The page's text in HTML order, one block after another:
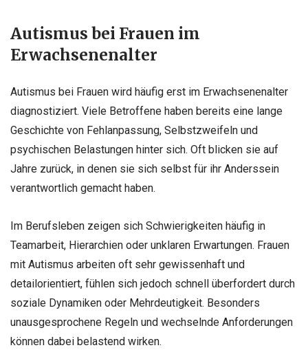
Autismus bei Frauen im
Erwachsenenalter
Autismus bei Frauen wird häufig erst im Erwachsenenalter
diagnostiziert. Viele Betroffene haben bereits eine lange
Geschichte von Fehlanpassung, Selbstzweifeln und
psychischen Belastungen hinter sich. Oft blicken sie auf
Jahre zurück, in denen sie sich selbst für ihr Anderssein
verantwortlich gemacht haben.
Im Berufsleben zeigen sich Schwierigkeiten häufig in
Teamarbeit, Hierarchien oder unklaren Erwartungen. Frauen
mit Autismus arbeiten oft sehr gewissenhaft und
detailorientiert, fühlen sich jedoch schnell überfordert durch
soziale Dynamiken oder Mehrdeutigkeit. Besonders
unausgesprochene Regeln und wechselnde Anforderungen
können dabei belastend wirken.